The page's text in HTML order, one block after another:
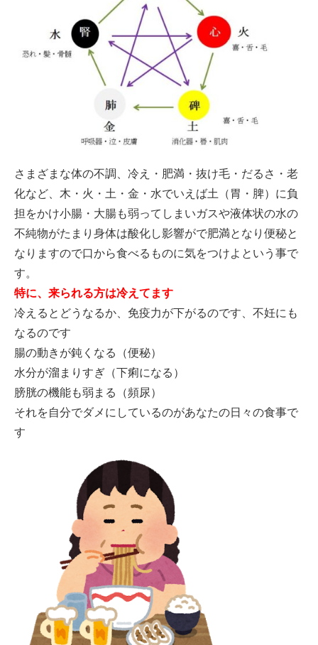
さまざまな体の不調、冷え・肥満・抜け毛・だるさ・老
化など、木・火・土・金・水でいえば土（胃・脾）に負
担をかけ小腸・大腸も弱ってしまいガスや液体状の水の
不純物がたまり身体は酸化し影響がで肥満となり便秘と
なりますので口から食べるものに気をつけよという事で
す。
特に、来られる方は冷えてます
冷えるとどうなるか、 免疫力が下がるのです、不妊にも
なるのです
腸の動きが鈍くなる（便秘）
水分が溜まりすぎ（下痢になる）
膀胱の機能も弱まる（頻尿）
それを自分でダメにしているのがあなたの日々の食事で
す